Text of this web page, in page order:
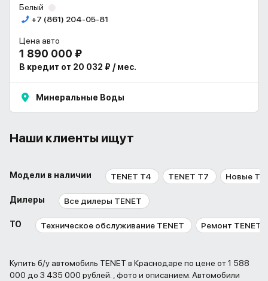
Белый
+7 (861) 204-05-81
Цена авто
1 890 000 ₽
В кредит от 20 032 ₽ / мес.
Минеральные Воды
Наши клиенты ищут
Модели в наличии TENET T4 TENET T7 Новые
Дилеры Все дилеры TENET
ТО Техническое обслуживание TENET Ремонт TENET
Купить б/у автомобиль TENET в Краснодаре по цене от 1 588
000 до 3 435 000 рублей. , фото и описанием. Автомобили